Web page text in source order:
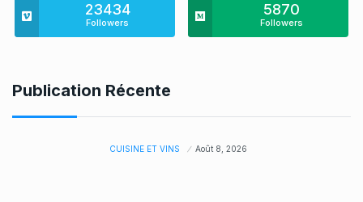
23434
Followers
5870
Followers
Publication Récente
CUISINE ET VINS Août 8, 2026